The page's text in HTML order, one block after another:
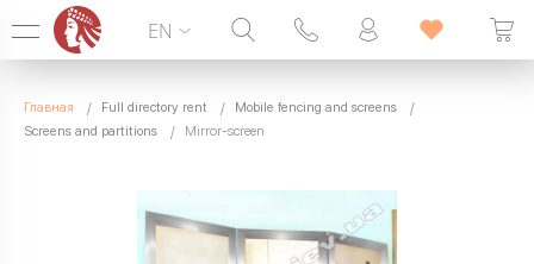
099 338 00 22
SEVEN DAYS A WEEK
EN
Главная Full directory rent
Mobile fencing and screens
Screens and partitions
Mirror-screen